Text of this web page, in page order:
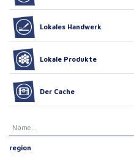
Lokales Handwerk
Lokale Produkte
Der Cache
region